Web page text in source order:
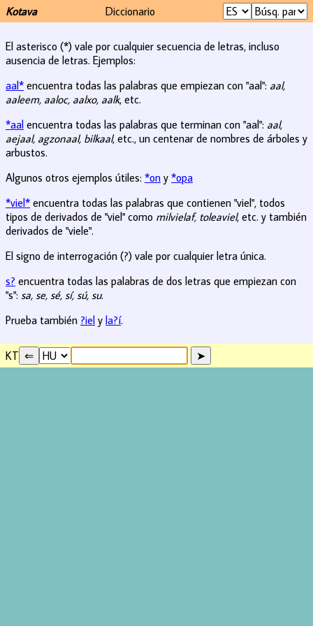
Kotava Diccionario
El asterisco (*) vale por cualquier secuencia de letras, incluso
ausencia de letras. Ejemplos:
aal* encuentra todas las palabras que empiezan con "aal": aal,
aaleem, aaloc, aalxo, aalk, etc.
*aal encuentra todas las palabras que terminan con "aal": aal,
aejaal, agzonaal, bilkaal, etc., un centenar de nombres de árboles y
arbustos.
Algunos otros ejemplos útiles: *on y *opa
*viel* encuentra todas las palabras que contienen "viel", todos
tipos de derivados de "viel" como milvielaf, toleaviel, etc. y también
derivados de "viele".
El signo de interrogación (?) vale por cualquier letra única.
s? encuentra todas las palabras de dos letras que empiezan con
"s": sa, se, sé, sí, sú, su.
Prueba también ?iel y la?í.
KT